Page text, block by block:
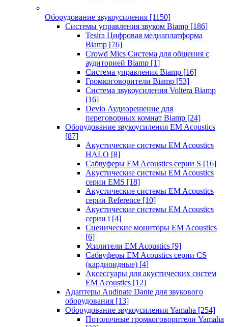
Оборудование звукоусиления [1150]
Системы управления звуком Biamp [186]
Tesira Цифровая медиаплатформа
Biamp [76]
Crowd Mics Система для общения с
аудиторией Biamp [1]
Система управления Biamp [16]
Громкоговорители Biamp [53]
Система звукоусиления Voltera Biamp
[16]
Devio Аудиорешение для
переговорных комнат Biamp [24]
Оборудование звукоусиления EM Acoustics
[87]
Акустические системы EM Acoustics
HALO [8]
Сабвуферы EM Acoustics серии S [16]
Акустические системы EM Acoustics
серии EMS [18]
Акустические системы EM Acoustics
серии Reference [10]
Акустические системы EM Acoustics
серии i [4]
Сценические мониторы EM Acoustics
[6]
Усилители EM Acoustics [9]
Сабвуферы EM Acoustics серии CS
(кардиоидные) [4]
Аксессуары для акустических систем
EM Acoustics [12]
Адаптеры Audinate Dante для звукового
оборудования [13]
Оборудование звукоусиления Yamaha [254]
Потолочные громкоговорители Yamaha